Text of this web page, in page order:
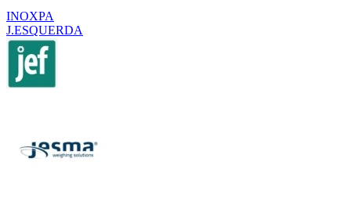
INOXPA
J.ESQUERDA